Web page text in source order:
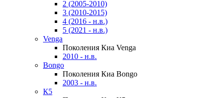
2 (2005-2010)
3 (2010-2015)
4 (2016 - н.в.)
5 (2021 - н.в.)
Venga
Поколения Киа Venga
2010 - н.в.
Bongo
Поколения Киа Bongo
2003 - н.в.
К5